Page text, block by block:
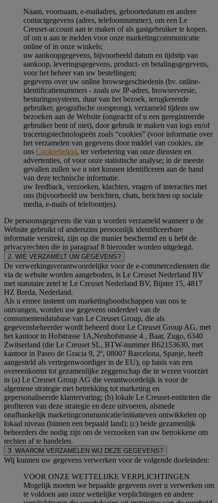
Naam, voornaam, e-mailadres, geboortedatum en andere
contactgegevens (adres, telefoonnummer), om een Le
Creuset-account aan te maken of als gastgebruiker te kopen,
of om u aan te melden voor onze marketingcommunicatie
online of in onze winkels;
uw aankoopgegevens, bijvoorbeeld datum en tijdstip van
aankoop, leveringsgegevens, product- en betalingsgegevens,
voor het beheer van uw bestellingen;
gegevens over uw online browsegeschiedenis (bv. online-
identificatienummers - zoals uw IP-adres, browserversie,
besturingssysteem, duur van het bezoek, terugkerende
gebruiker, geografische oorsprong), verzameld tijdens uw
bezoeken aan de Website (ongeacht of u een geregistreerde
gebruiker bent of niet), door gebruik te maken van logs en/of
traceringstechnologieën zoals “cookies” (voor informatie over
het verzamelen van gegevens door middel van cookies, zie
ons Cookiebeleid, ter verbetering van onze diensten en
advertenties, of voor onze statistische analyse; in de meeste
gevallen zullen we u niet kunnen identificeren aan de hand
van deze technische informatie.
uw feedback, verzoeken, klachten, vragen of interacties met
ons (bijvoorbeeld uw berichten, chats, berichten op sociale
media, e-mails of telefoontjes).
De persoonsgegevens die van u worden verzameld wanneer u de
Website gebruikt of anderszins persoonlijk identificeerbare
informatie verstrekt, zijn op die manier beschermd en u hebt de
privacyrechten die in paragraaf 8 hieronder worden uitgelegd.
2. WIE VERZAMELT UW GEGEVENS?
De verwerkingsverantwoordelijke voor de e-commercediensten die
via de website worden aangeboden, is Le Creuset Nederland BV
met statutaire zetel te Le Creuset Nederland BV, Bijster 15, 4817
HZ Breda, Nederland.
Als u ermee instemt om marketingboodschappen van ons te
ontvangen, worden uw gegevens onderdeel van de
consumentendatabase van Le Creuset Group, die als
gegevensbeheerder wordt beheerd door Le Creuset Group AG, met
het kantoor in Hofstrasse 1A,Neuhofstrasse 4 , Baar, Zugo, 6340
Zwitserland (die Le Creuset SL, BTW-nummer B62153630, met
kantoor in Paseo de Gracia 9, 2º, 08007 Barcelona, Spanje, heeft
aangesteld als vertegenwoordiger in de EU), op basis van een
overeenkomst tot gezamenlijke zeggenschap die in wezen voorziet
in (a) Le Creuset Group AG die verantwoordelijk is voor de
algemene strategie met betrekking tot marketing en
gepersonaliseerde klantervaring; (b) lokale Le Creuset-entiteiten die
profiteren van deze strategie en deze uitvoeren, alsmede
onafhankelijk marketingcommunicatie/initiatieven ontwikkelen op
lokaal niveau (binnen een bepaald land); (c) beide gezamenlijk
beheerders die nodig zijn om de verzoeken van uw betrokkene om
rechten af te handelen.
3. WAAROM VERZAMELEN WIJ DEZE GEGEVENS?
Wij kunnen uw gegevens verwerken voor de volgende doeleinden:
VOOR ONZE WETTELIJKE VERPLICHTINGEN
Mogelijk moeten we bepaalde gegevens over u verwerken om
te voldoen aan onze wettelijke verplichtingen en andere